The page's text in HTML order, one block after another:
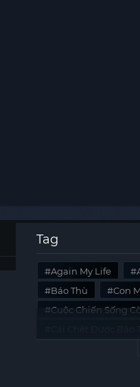
Tag
Again My Life
Báo Thù
Con
Cuộc Chiến Sống